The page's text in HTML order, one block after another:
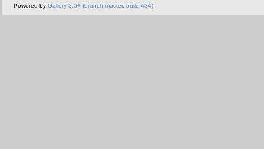
Powered by Gallery 3.0+ (branch master, build 434)